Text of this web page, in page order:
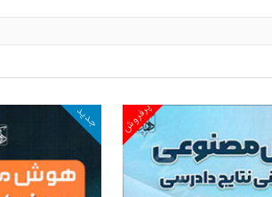
پرفروش جدید